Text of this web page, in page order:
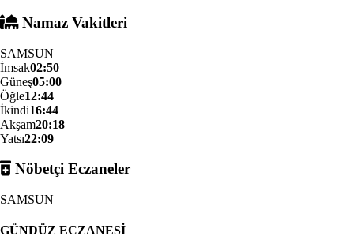
Namaz Vakitleri
SAMSUN
İmsak02:50
Güneş05:00
Öğle12:44
İkindi16:44
Akşam20:18
Yatsı22:09
Nöbetçi Eczaneler
SAMSUN
GÜNDÜZ ECZANESİ